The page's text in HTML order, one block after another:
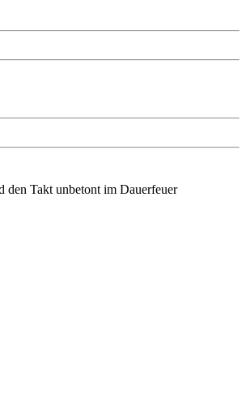
den Takt unbetont im Dauerfeuer